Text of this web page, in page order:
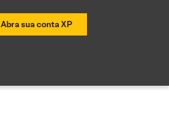
Abra sua conta XP